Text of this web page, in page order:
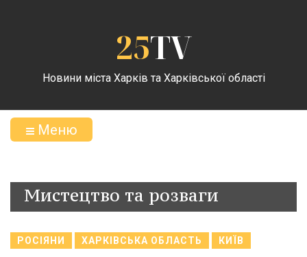
25TV
Новини міста Харків та Харківської області
Меню
Мистецтво та розваги
РОСІЯНИ ХАРКІВСЬКА ОБЛАСТЬ КИЇВ